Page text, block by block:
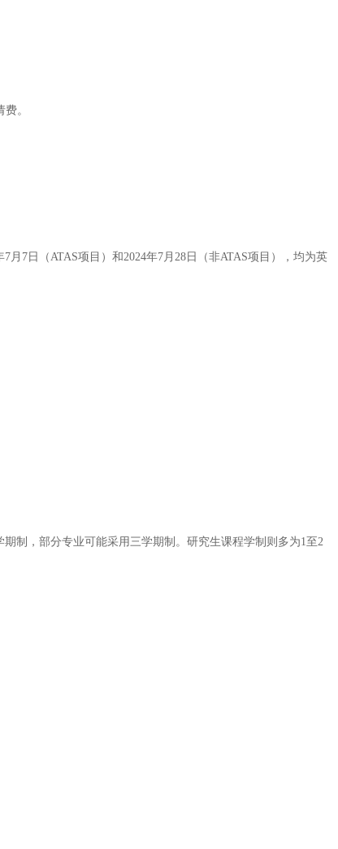
。
7日（ATAS项目）和2024年7月28日（非ATAS项目），均为英
制，部分专业可能采用三学期制。研究生课程学制则多为1至2